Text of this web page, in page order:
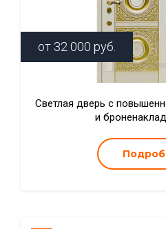
от 32 000 руб.
Светлая дверь с
и